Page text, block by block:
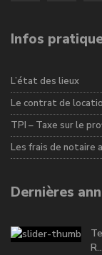
Infos
L’état des lieux
Le contrat de
TPI – Taxe sur le
Les frais de notaire
Dernières
R...